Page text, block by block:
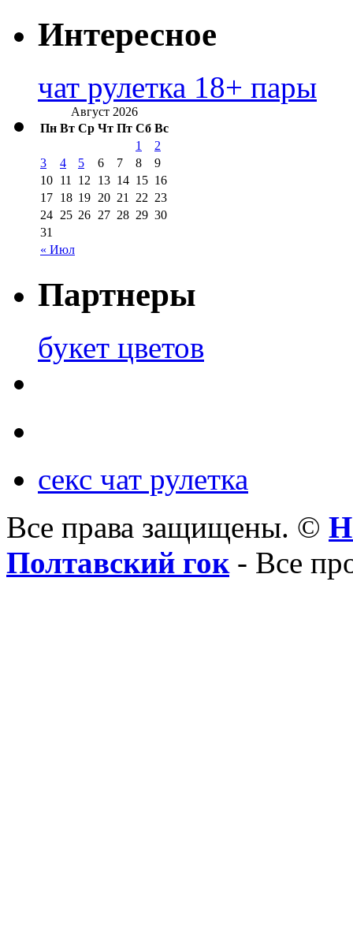
Интересное
чат рулетка 18+ пары
Август 2026
Пн Вт Ср Чт Пт Сб Вс
« Июл
1
2
3
4 5 6 7 8
9
10 11 12 13 14 15 16
17 18 19 20 21 22 23
24 25 26 27 28 29 30
31
Партнеры
букет цветов
секс чат рулетка
Все права защищены. ©
Полтавский гок- Все